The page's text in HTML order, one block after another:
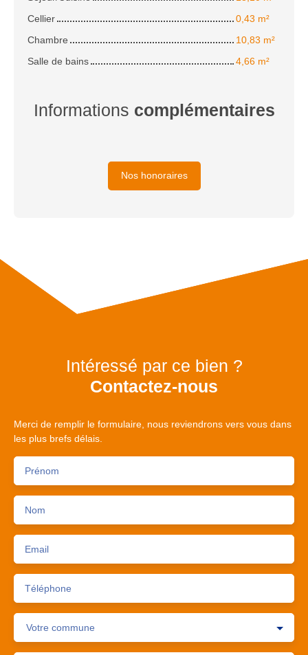
Cellier
0,43 m²
Chambre
10,83 m²
Salle de bains
4,66 m²
Informations complémentaires
Nos honoraires
Intéressé par ce bien ?
Contactez-nous
Merci de remplir le formulaire, nous reviendrons vers vous dans
les plus brefs délais.
Prénom
Nom
Email
Téléphone
Votre commune